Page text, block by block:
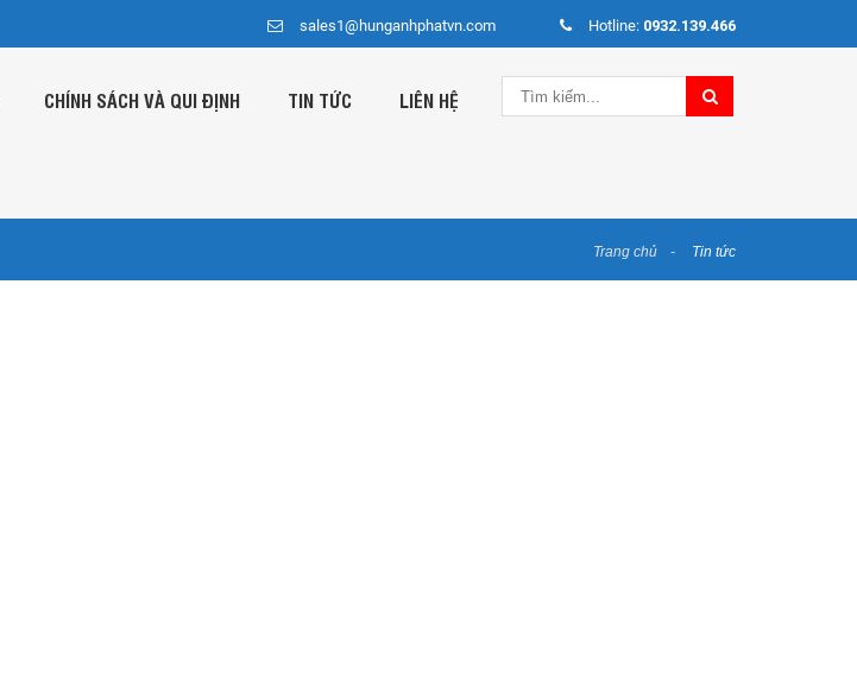
sales1@hunganhphatvn.com Hotline: 0932.139.466
CHÍNH SÁCH VÀ QUI ĐỊNH TIN TỨC LIÊN HỆ
Trang chủ Tin tức